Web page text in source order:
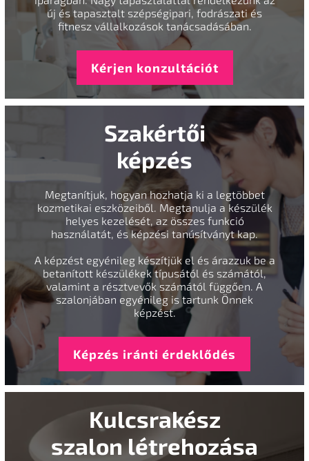
új és tapasztalt szépségipari, fodrászati és
fitnesz vállalkozások tanácsadásában.
Kérjen konzultációt
Szakértői
képzés
Megtanítjuk, hogyan hozhatja ki a legtöbbet
kozmetikai eszközeiből. Megtanulja a készülék
helyes kezelését, az összes funkció
használatát, és képzési tanúsítványt kap.
A képzést egyénileg készítjük el és árazzuk be a
betanított készülékek típusától és számától,
valamint a résztvevők számától függően. A
szalonjában egyénileg is tartunk Önnek
képzést.
Képzés iránti érdeklődés
Kulcsrakész
szalon létrehozása